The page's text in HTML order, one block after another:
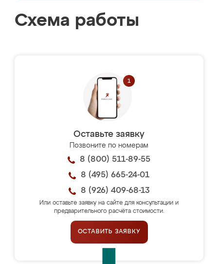
Схема работы
Оставьте заявку
Позвоните по номерам
8 (800) 511-89-55
8 (495) 665-24-01
8 (926) 409-68-13
Или оставьте заявку на сайте для консультации и
предварительного расчёта стоимости.
ОСТАВИТЬ ЗАЯВКУ